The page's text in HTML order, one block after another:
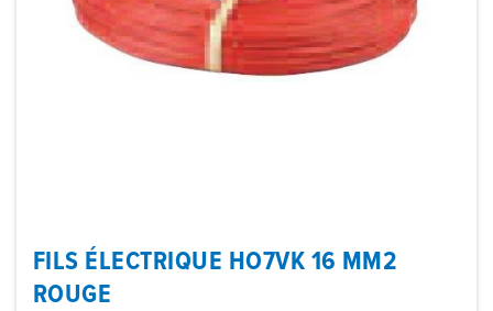
FILS ÉLECTRIQUE HO7VK 16 MM2
ROUGE